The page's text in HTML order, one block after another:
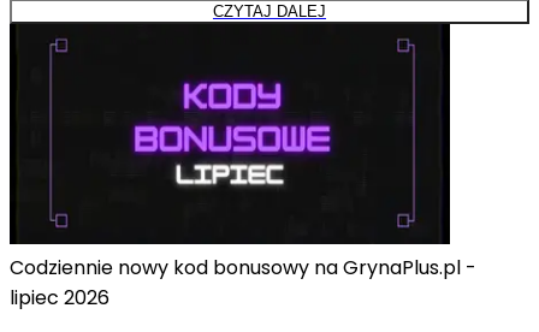
CZYTAJ DALEJ
Codziennie nowy kod bonusowy na GrynaPlus.pl -
lipiec 2026